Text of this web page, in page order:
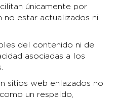
únicamente por
no estar actualizados ni
del contenido ni de
asociadas a los
sitios web enlazados no
un respaldo,